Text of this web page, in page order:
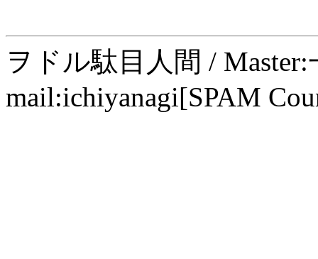
ヲドル駄目人間 /
mail:ichiyanagi[SPAM